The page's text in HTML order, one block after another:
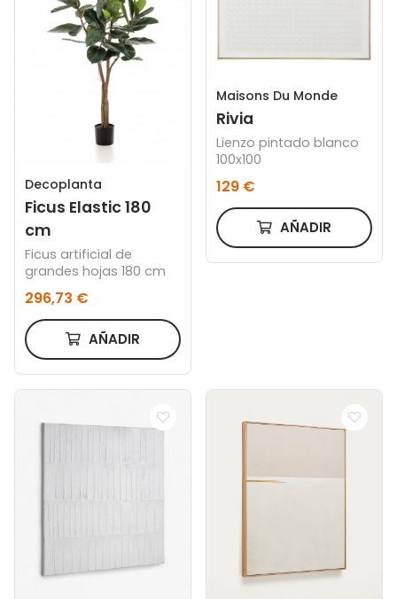
Decoplanta
Ficus Elastic 180
cm
Ficus artificial de
grandes hojas 180 cm
296,73 €
AÑADIR
Maisons Du Monde
Rivia
Lienzo pintado blanco
100x100
129 €
AÑADIR